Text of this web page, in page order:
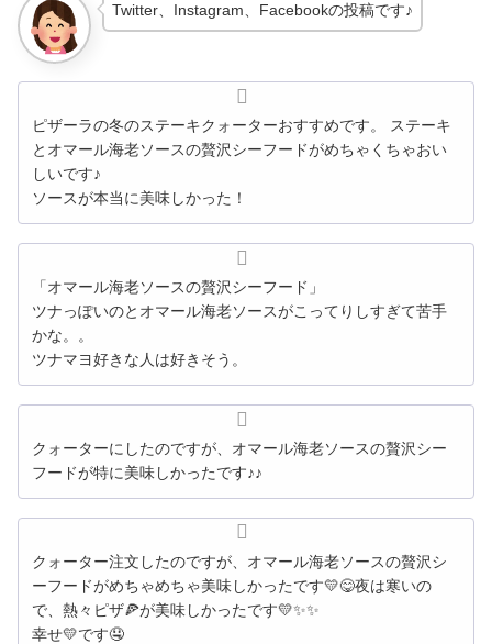
Twitter、Instagram、Facebookの投稿です♪
ピザーラの冬のステーキクォーターおすすめです。 ステーキ
とオマール海老ソースの贅沢シーフードがめちゃくちゃおい
しいです♪
ソースが本当に美味しかった！
「オマール海老ソースの贅沢シーフード」
ツナっぽいのとオマール海老ソースがこってりしすぎて苦手
かな。。
ツナマヨ好きな人は好きそう。
クォーターにしたのですが、オマール海老ソースの贅沢シー
フードが特に美味しかったです♪♪
クォーター注文したのですが、オマール海老ソースの贅沢シ
ーフードがめちゃめちゃ美味しかったです💛😋夜は寒いの
で、熱々ピザ🍕が美味しかったです💛✨✨
幸せ💛です🤤